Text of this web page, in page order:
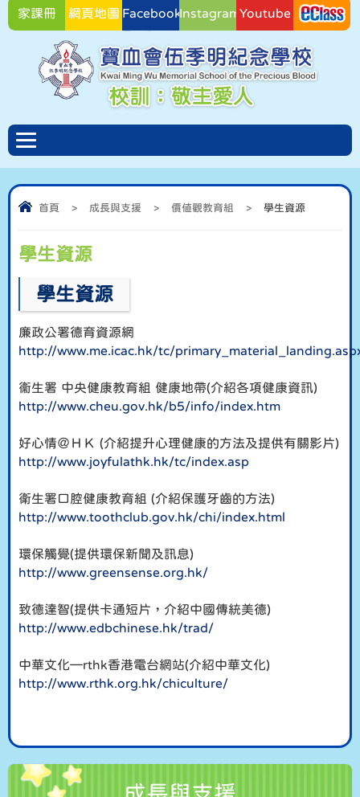
家課冊 網頁地圖 FacebookInstagramYoutube
首頁 > 成長與支援 > 價值觀教育組 > 學生資源
學生資源
學生資源
廉政公署德育資源網
http://www.me.icac.hk/tc/
衞生署 中央健康教育組 健康地帶(介紹各項健康資訊)
http://www.cheu.gov.hk/b5/info/index.htm
好心情＠ＨＫ (介紹提升心理健康的方法及提供有關影片)
http://www.joyfulathk.hk/tc/index.asp
衛生署口腔健康教育組 (介紹保護牙齒的方法)
http://www.toothclub.gov.hk/chi/index.html
環保觸覺(提供環保新聞及訊息)
http://www.greensense.org.hk/
致德達智(提供卡通短片，介紹中國傳統美德)
http://www.edbchinese.hk/trad/
中華文化—rthk香港電台網站(介紹中華文化)
http://www.rthk.org.hk/chiculture/